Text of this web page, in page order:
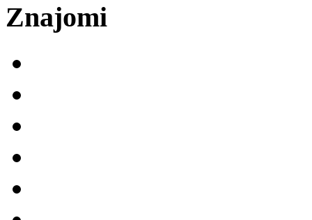
Znajomi